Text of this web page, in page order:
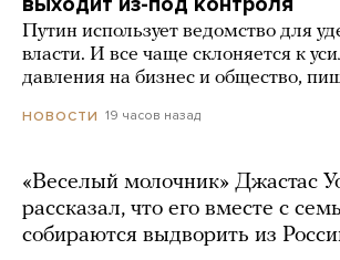
Путин использует ведомство для
власти. И все чаще склоняется к
давления на бизнес и общество,
НОВОСТИ 19 часов назад
«Веселый молочник» Джастас
рассказал, что его вместе с
собираются выдворить из